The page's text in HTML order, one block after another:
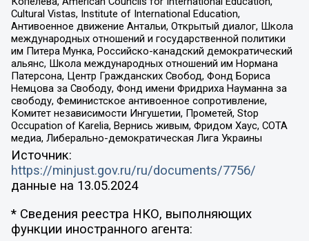
Cultural Vistas, Institute of International Education,
Антивоенное движение Антальи, Открытый диалог, Школа
международных отношений и государственной политики
им Питера Мунка, Российско-канадский демократический
альянс, Школа международных отношений им Нормана
Патерсона, Центр Гражданских Свобод, Фонд Бориса
Немцова за Свободу, Фонд имени Фридриха Науманна за
свободу, Феминистское антивоенное сопротивление,
Комитет независимости Ингушетии, Прометей, Stop
Occupation of Karelia, Вернись живым, Фридом Хаус, СОТА
медиа, Либерально-демократическая Лига Украины
Источник:
https://minjust.gov.ru/ru/documents/7756/
данные на 13.05.2024
* Сведения реестра НКО, выполняющих
функции иностранного агента: